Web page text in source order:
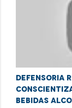
Defensoria
bebidas